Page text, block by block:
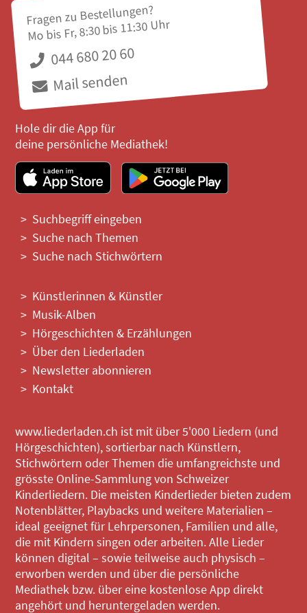
Fragen zu Bestellungen?
Mo bis Fr, 8:30 bis 11:30 Uhr
044 680 20 60
Mail senden
Hole dir die App für
deine persönliche Mediathek!
Suchbegriff eingeben
Suche nach Themen
Suche nach Stichwörtern
Künstlerinnen & Künstler
Musik-Alben
Hörgeschichten & Erzählungen
Über den Liederladen
Newsletter abonnieren
Kontakt
www.liederladen.ch ist mit über 5'000 Liedern (und
Hörgeschichten), sortierbar nach Künstlern,
Stichwörtern oder Themen die umfangreichste und
grösste Online-Sammlung von Schweizer
Kinderliedern. Die meisten Kinderlieder bieten zudem
Notenblätter, Playbacks und weitere Materialien –
ideal geeignet für Lehrpersonen, Familien und alle,
die mit Kindern singen oder arbeiten. Alle Lieder
können digital – sowie teilweise auch physisch –
erworben werden und über die persönliche
Mediathek bzw. über eine kostenlose App direkt
angehört und heruntergeladen werden.